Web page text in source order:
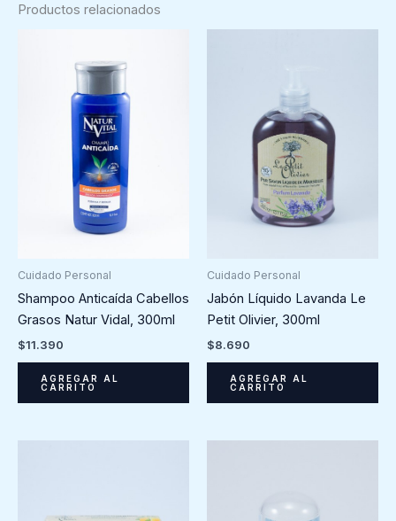
Productos relacionados
Cuidado Personal
Shampoo Anticaída Cabellos
Grasos Natur Vidal, 300ml
$11.390
AGREGAR AL
CARRITO
Cuidado Personal
Jabón Líquido Lavanda Le
Petit Olivier, 300ml
$8.690
AGREGAR AL
CARRITO